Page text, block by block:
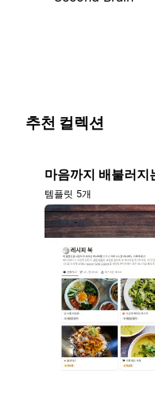
추천 컬렉션
마음까지 배불러지
템플릿 5개